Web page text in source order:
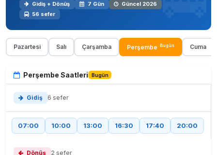
Gidiş + Dönüş 7 Gün
Güncel 2026
56 sefer
Pazartesi Salı Çarşamba Perşembe Bugün Cuma
Perşembe Saatleri Bugün
Gidiş 6 sefer
07:00 10:00 13:00 16:30 17:40 20:00
Dönüş 2 sefer